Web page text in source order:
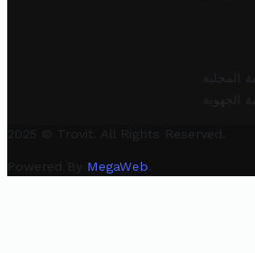
المحلية
الجهوية
2025 © Trovit. All Rights Reserved.
Powered By MegaWeb